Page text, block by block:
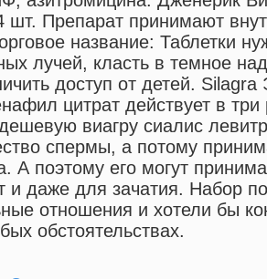
шт. Препарат принимают
название: Таблетки
лучей, класть в темное
доступ от детей.
цитрат действует в
виагру сиалис
спермы, а потому
А поэтому его могут
и даже для зачатия. Набор
отношения и хотели бы
обстоятельствах.